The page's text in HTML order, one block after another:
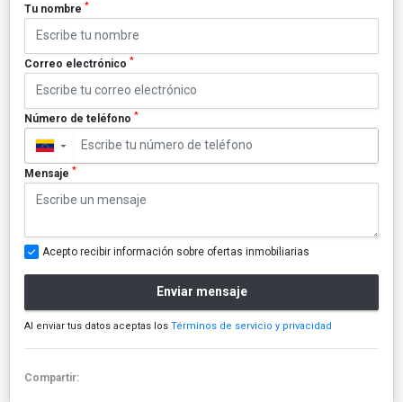
Tu nombre *
Correo electrónico *
Número de teléfono *
▼
Mensaje *
Acepto recibir información sobre ofertas inmobiliarias
Enviar mensaje
Al enviar tus datos aceptas los Términos de servicio y privacidad
Compartir: